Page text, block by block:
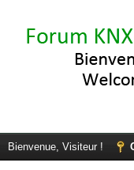
Bienvenue, Visiteur !